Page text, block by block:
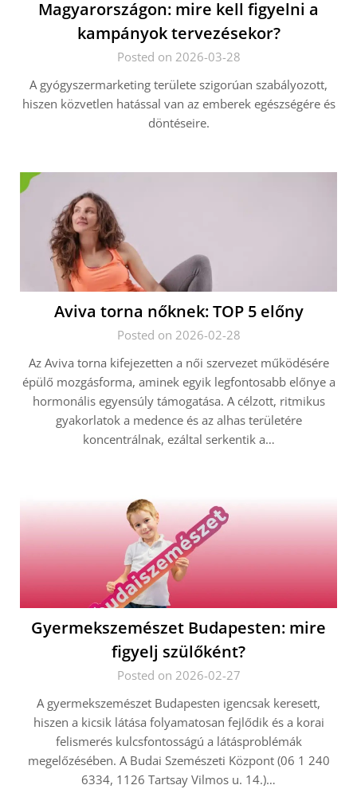
Magyarországon: mire kell figyelni a
kampányok tervezésekor?
Posted on 2026-03-28
A gyógyszermarketing területe szigorúan szabályozott,
hiszen közvetlen hatással van az emberek egészségére és
döntéseire.
Aviva torna nőknek: TOP 5 előny
Posted on 2026-02-28
Az Aviva torna kifejezetten a női szervezet működésére
épülő mozgásforma, aminek egyik legfontosabb előnye a
hormonális egyensúly támogatása. A célzott, ritmikus
gyakorlatok a medence és az alhas területére
koncentrálnak, ezáltal serkentik a…
Gyermekszemészet Budapesten: mire
figyelj szülőként?
Posted on 2026-02-27
A gyermekszemészet Budapesten igencsak keresett,
hiszen a kicsik látása folyamatosan fejlődik és a korai
felismerés kulcsfontosságú a látásproblémák
megelőzésében. A Budai Szemészeti Központ (06 1 240
6334, 1126 Tartsay Vilmos u. 14.)…